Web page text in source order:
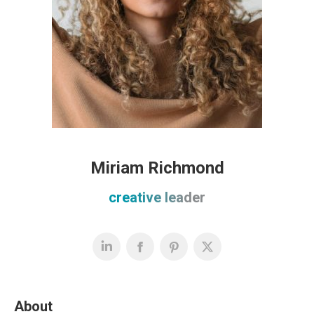
Miriam Richmond
creative leader
About